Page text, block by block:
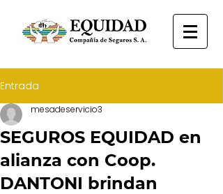
Entrada
SEGUROS EQUIDAD en
alianza con Coop.
DANTONI brindan
mesadeservicio3